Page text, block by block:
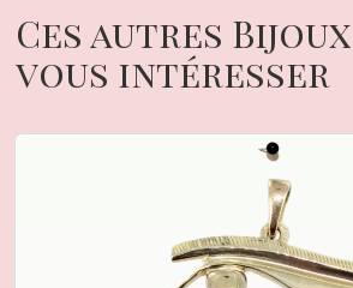
Ces autres
vous intéresser